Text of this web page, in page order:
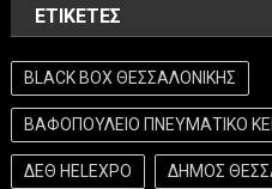
ΕΤΙΚΈΤΕΣ
BLACK BOX ΘΕΣΣΑΛΟΝΙΚΗΣ
ΒΑΦΟΠΟΥΛΕΙΟ ΠΝΕΥΜΑΤΙΚΟ
ΔΕΘ HELEXPO ΔΗΜΟΣ